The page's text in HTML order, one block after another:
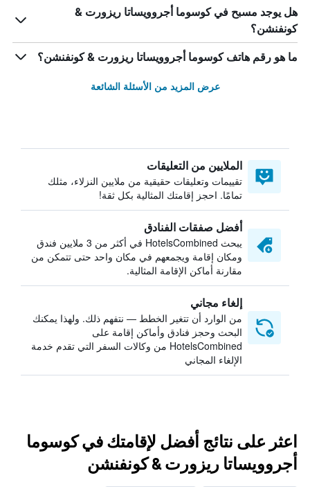
هل يوجد مسبح في كوسوما أجروويساتا ريزورت &
كونفنشن؟
ما هو رقم هاتف كوسوما أجروويساتا ريزورت & كونفنشن؟
عرض المزيد من الأسئلة الشائعة
الملايين من التعليقات
تقييمات وتعليقات حقيقية من ملايين النزلاء، مثلك
تمامًا. احجز إقامتك المثالية بكل ثقة!
أفضل صفقات الفنادق
يبحث HotelsCombined في أكثر من 3 ملايين فندق
ومكان إقامة ويجمعهم في مكان واحد حتى تتمكن من
مقارنة أماكن الإقامة المثالية.
إلغاء مجاني
من الوارد أن تتغير الخطط — نتفهم ذلك. ولهذا يمكنك
البحث وحجز فنادق وأماكن إقامة على
HotelsCombined من وكالات السفر التي تقدم خدمة
الإلغاء المجاني
اعثر على نتائج أفضل لإقامتك في كوسوما
أجروويساتا ريزورت & كونفنشن